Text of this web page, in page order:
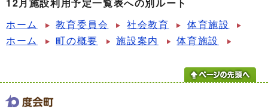
ホーム
教育委員会 社会教育
体育施設
ホーム
町の概要 施設案内 体育施設